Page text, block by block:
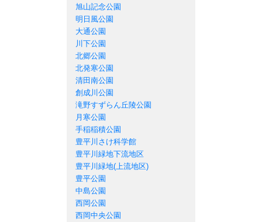
旭山記念公園
明日風公園
大通公園
川下公園
北郷公園
北発寒公園
清田南公園
創成川公園
滝野すずらん丘陵公園
月寒公園
手稲稲積公園
豊平川さけ科学館
豊平川緑地下流地区
豊平川緑地(上流地区)
豊平公園
中島公園
西岡公園
西岡中央公園